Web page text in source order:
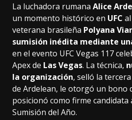
La luchadora rumana Alice
un momento histórico en UFC
veterana brasileña Polyana
sumisión inédita mediante
en el evento UFC Vegas 117
Apex de Las Vegas. La técnica,
la organización, selló la
de Ardelean, le otorgó un bono
posicionó como firme
Sumisión del Año.